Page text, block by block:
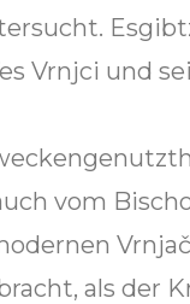
Vrnjci und
vom
als der